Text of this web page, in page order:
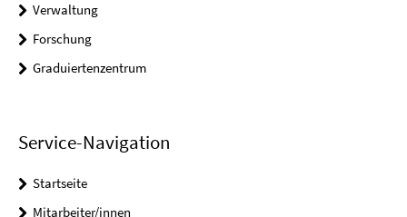
Verwaltung
Forschung
Graduiertenzentrum
Service-Navigation
Startseite
Mitarbeiter/innen